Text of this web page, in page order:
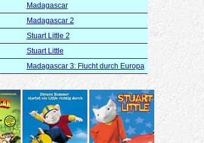
Madagascar
Madagascar 2
Stuart Little 2
Stuart Little
Madagascar 3: Flucht durch Europa